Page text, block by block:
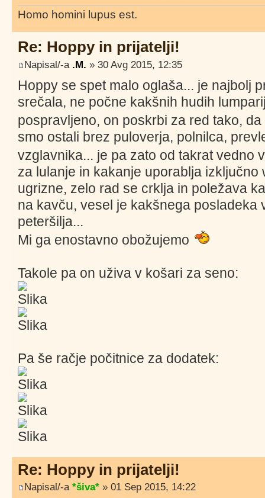
Homo homini lupus est.
Re: Hoppy in prijatelji!
Napisal/-a .M. » 30 Avg 2015, 12:35
Hoppy se spet malo oglaša... je najbolj
srečala, ne počne kakšnih hudih
pospravljeno, on poskrbi za red tako,
smo ostali brez puloverja, polnilca,
vzglavnika... je pa zato od takrat vedno
za lulanje in kakanje uporablja izključno
ugrizne, zelo rad se crklja in poležava
na kavču, vesel je kakšnega posladeka
peteršilja...
Mi ga enostavno obožujemo
Takole pa on uživa v košari za seno:
Pa še račje počitnice za dodatek:
Re: Hoppy in prijatelji!
Napisal/-a *šiva* » 01 Sep 2015, 14:22